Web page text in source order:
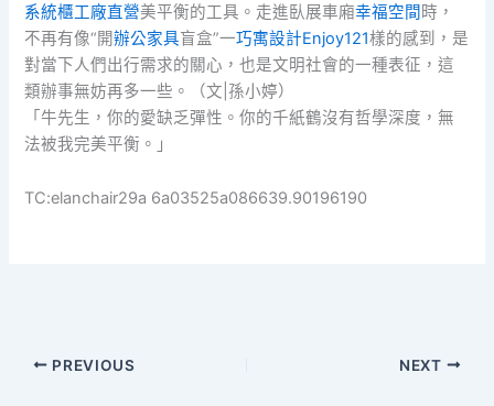
系統櫃工廠直營美平衡的工具。走進臥展車廂幸福空間 時，
不再有像“開辦公家具盲盒”一巧寓設計Enjoy121樣的感到，是
對當下人們出行需求的關心，也是文明社會的一種表征，這
類辦事無妨再多一些。（文|孫小婷）
「牛先生，你的愛缺乏彈性。你的千紙鶴沒有哲學深度，無
法被我完美平衡。」
TC:elanchair29a 6a03525a086639.90196190
PREVIOUS NEXT